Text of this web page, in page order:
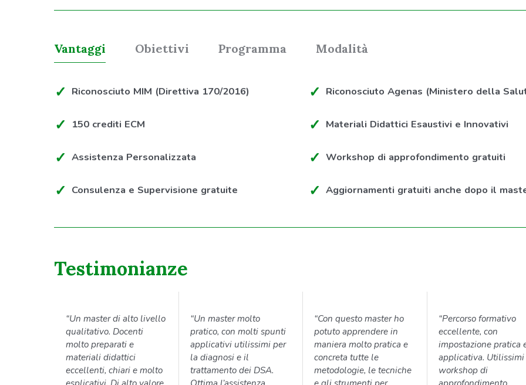
Vantaggi Obiettivi Programma Modalità
Riconosciuto MIM (Direttiva 170/2016) Riconosciuto Agenas (Ministero della
150 crediti ECM Materiali Didattici Esaustivi e Innovativi
Assistenza Personalizzata Workshop di approfondimento gratuiti
Consulenza e Supervisione gratuite Aggiornamenti gratuiti anche dopo il
Testimonianze
“Un master di alto livello
qualitativo. Docenti
molto preparati e
materiali didattici
eccellenti, chiari e molto
“Un master molto
pratico, con molti spunti
applicativi utilissimi per
la diagnosi e il
trattamento dei DSA.
“Con questo master ho
potuto apprendere in
maniera molto pratica e
concreta tutte le
metodologie, le tecniche
“Percorso formativo
eccellente, con
impostazione pratica
applicativa.
workshop di